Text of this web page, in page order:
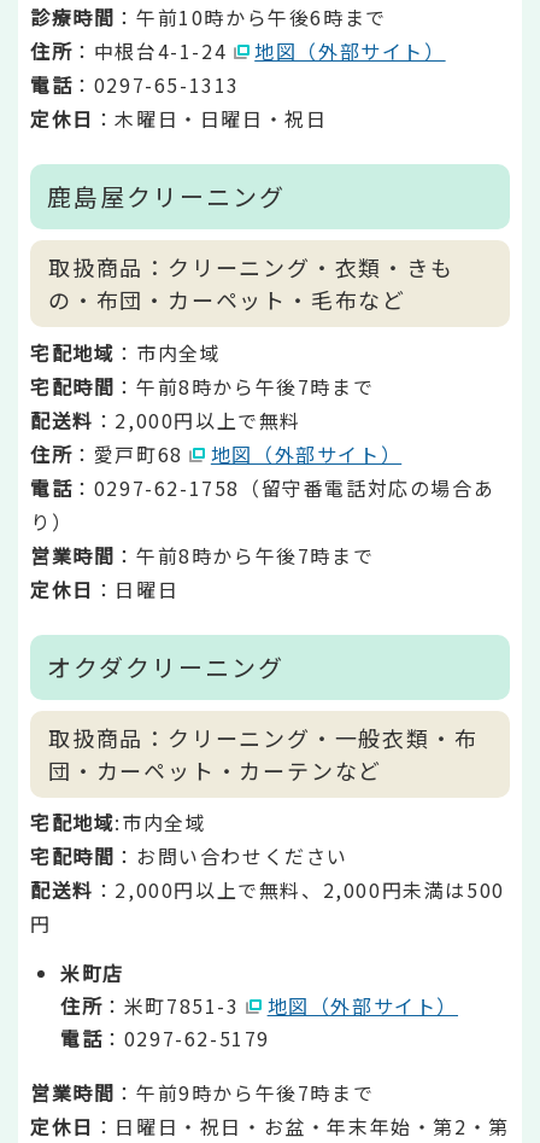
診療時間 ：午前10時から午後6時まで
住所 ：中根台4-1-24
地図（外部サイト）
電話 ：0297-65-1313
定休日 ：木曜日・日曜日・祝日
鹿島屋クリーニング
取扱商品：クリーニング・衣類・きも
の・布団・カーペット・毛布など
宅配地域 ：市内全域
宅配時間 ：午前8時から午後7時まで
配送料 ：2,000円以上で無料
住所 ：愛戸町68
地図（外部サイト）
電話 ：0297-62-1758（留守番電話対応の場合あ
り）
営業時間 ：午前8時から午後7時まで
定休日 ：日曜日
オクダクリーニング
取扱商品：クリーニング・一般衣類・布
団・カーペット・カーテンなど
宅配地域:市内全域
宅配時間 ：お問い合わせください
配送料 ：2,000円以上で無料、2,000円未満は500
円
米町店
住所 ：米町7851-3
地図（外部サイト）
電話 ：0297-62-5179
営業時間 ：午前9時から午後7時まで
定休日 ：日曜日・祝日・お盆・年末年始・第2・第